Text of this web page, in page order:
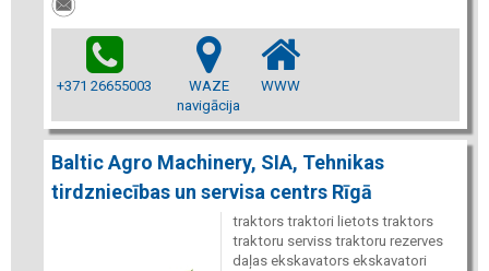
+371 26655003
WAZE
navigācija
WWW
Baltic Agro Machinery, SIA, Tehnikas
tirdzniecības un servisa centrs Rīgā
traktors traktori lietots traktors
traktoru serviss traktoru rezerves
daļas ekskavators ekskavatori